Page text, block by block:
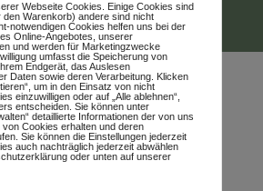
Schmah
Webseite Cookies. Einige Cookies sind
den Warenkorb) andere sind nicht
notwendigen Cookies helfen uns bei der
Online-Angebotes, unserer
und werden für Marketingzwecke
umfasst die Speicherung von
Endgerät, das Auslesen
Daten sowie deren Verarbeitung. Klicken
um in den Einsatz von nicht
einzuwilligen oder auf „Alle ablehnen“,
entscheiden. Sie können unter
detaillierte Informationen der von uns
Cookies erhalten und deren
Sie können die Einstellungen jederzeit
auch nachträglich jederzeit abwählen
oder unten auf unserer